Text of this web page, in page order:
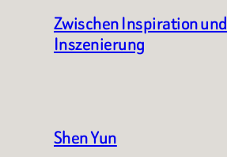
Zwischen Inspiration und
Inszenierung
Shen Yun